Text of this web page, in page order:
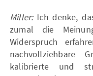
Miller: Ich denke,
zumal die
Widerspruch
nachvollziehbare
kalibrierte und